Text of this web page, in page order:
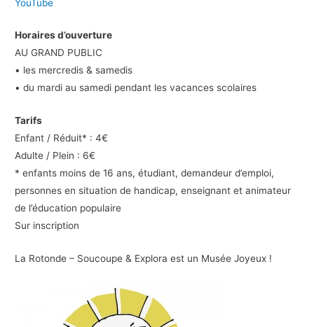
YouTube
Horaires d’ouverture
AU GRAND PUBLIC
• les mercredis & samedis
• du mardi au samedi pendant les vacances scolaires
Tarifs
Enfant / Réduit* : 4€
Adulte / Plein : 6€
* enfants moins de 16 ans, étudiant, demandeur d’emploi,
personnes en situation de handicap, enseignant et animateur
de l’éducation populaire
Sur inscription
La Rotonde – Soucoupe & Explora est un Musée Joyeux !